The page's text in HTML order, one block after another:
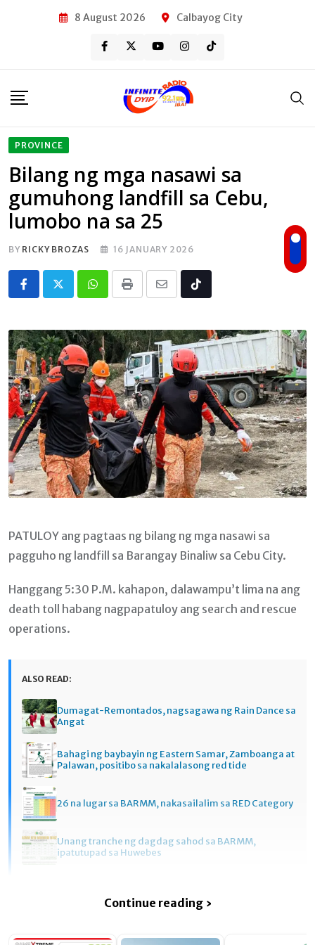
8 August 2026 Calbayog City
PROVINCE
Bilang ng mga nasawi sa
gumuhong landfill sa Cebu,
lumobo na sa 25
BY RICKY BROZAS 16 JANUARY 2026
Whatsapp
Print
Share
Email
Tiktok
PATULOY ang pagtaas ng bilang ng mga nasawi sa
pagguho ng landfill sa Barangay Binaliw sa Cebu City.
Hanggang 5:30 P.M. kahapon, dalawampu’t lima na ang
death toll habang nagpapatuloy ang search and rescue
operations.
ALSO READ:
Dumagat-Remontados, nagsagawa ng Rain Dance sa
Angat
Bahagi ng baybayin ng Eastern Samar, Zamboanga at
Palawan, positibo sa nakalalasong red tide
26 na lugar sa BARMM, nakasailalim sa RED Category
Unang tranche ng dagdag sahod sa BARMM,
ipatutupad sa Huwebes
Continue reading ›